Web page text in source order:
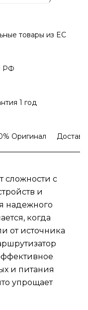
товары из EC
РФ
1 год
Оригинал
сложности с
и
надежного
когда
от источника
и питания
упрощает